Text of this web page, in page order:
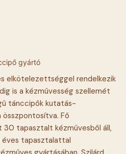
gyártó
elkötelezettséggel rendelkezik
is a kézművesség szellemét
tánccipők kutatás-
Fő
tapasztalt kézművesből áll,
éves tapasztalattal